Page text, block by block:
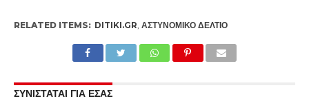
RELATED ITEMS: DITIKI.GR, ΑΣΤΥΝΟΜΙΚΌ ΔΕΛΤΊΟ
ΣΥΝΙΣΤΑΤΑΙ ΓΙΑ ΕΣΑΣ